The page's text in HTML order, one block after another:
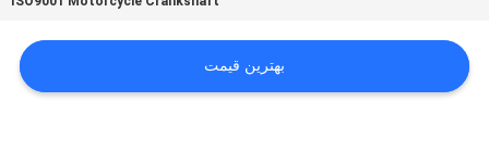
سایت
بهترین قیمت